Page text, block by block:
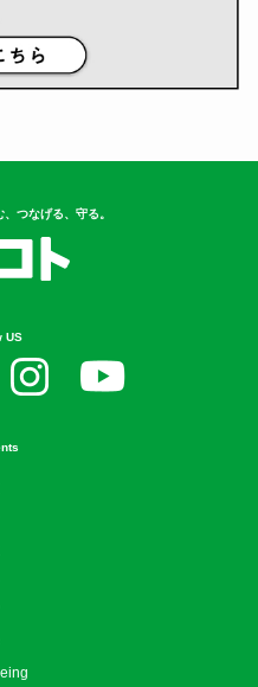
つなげる、守る。
US